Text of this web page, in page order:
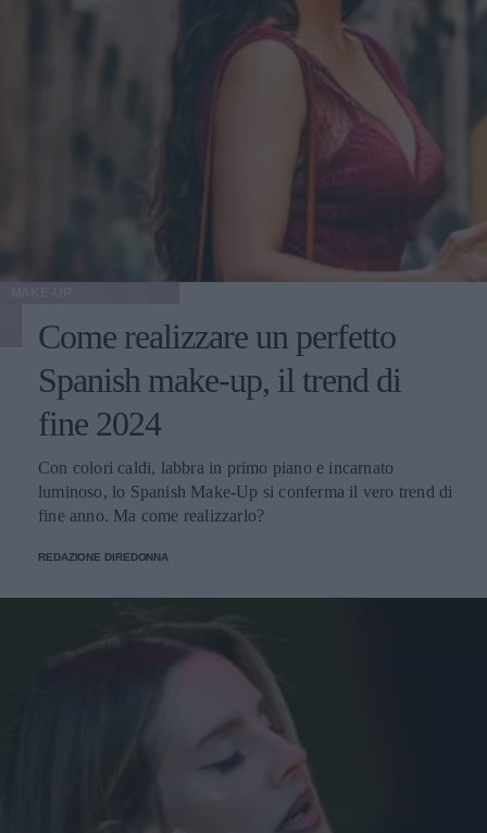
10-15 chili dopo la procedura, il risultato potrebbe non
essere ottimale". L'ideale, quindi, sarebbe raggiungere e
mantenere un peso stabile, prima di decidere di sottoporsi a
Come realizzare un perfetto
Spanish make-up, il trend di
fine 2024
Con colori caldi, labbra in primo piano e incarnato
luminoso, lo Spanish Make-Up si conferma il vero trend di
fine anno. Ma come realizzarlo?
REDAZIONE DIREDONNA